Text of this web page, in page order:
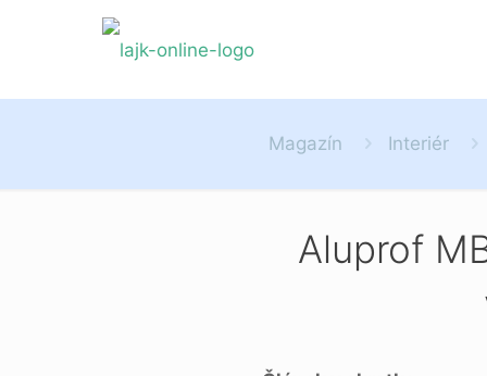
Magazín Interiér
Aluprof